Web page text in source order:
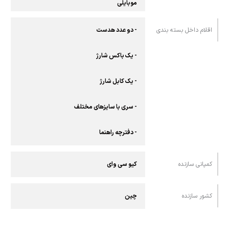
موبایلی
اقلام داخل بسته بندی - دو عدد هدست
- یک باکس شارژ
- یک کابل شارژ
- سری با سایزهای مختلف
- دفترچه راهنما
کمپانی سازنده کیو سی وای
کشور سازنده چین